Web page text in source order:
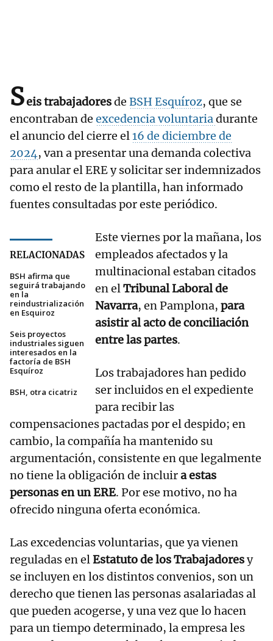
Seis trabajadoresde BSH Esquíroz, que se
encontraban de excedencia voluntariadurante
el anuncio del cierre el16 de diciembre de
2024, van a presentar una demanda colectiva
para anular el ERE y solicitar ser indemnizados
como el resto de la plantilla, han informado
fuentes consultadas por este periódico.
RELACIONADAS
BSH afirma que
seguirá trabajando
en la
reindustrialización
en Esquiroz
Seis proyectos
industriales siguen
interesados en la
factoría de BSH
Esquíroz
BSH, otra cicatriz
Este viernes por la mañana, los
empleados afectados y la
multinacional estaban citados
en elTribunal Laboral de
Navarra, en Pamplona, para
asistir al acto de conciliación
entre las partes.
Los trabajadores han pedido
ser incluidos en el expediente
para recibir las
compensaciones pactadas por el despido; en
cambio, la compañía ha mantenido su
argumentación, consistente en que legalmente
no tiene la obligación de incluira estas
personas en un ERE. Por ese motivo, no ha
ofrecido ninguna oferta económica.
Las excedencias voluntarias, que ya vienen
reguladas en elEstatuto de los Trabajadoresy
se incluyen en los distintos convenios, son un
derecho que tienen las personas asalariadas al
que pueden acogerse, y una vez que lo hacen
para un tiempo determinado, la empresa les